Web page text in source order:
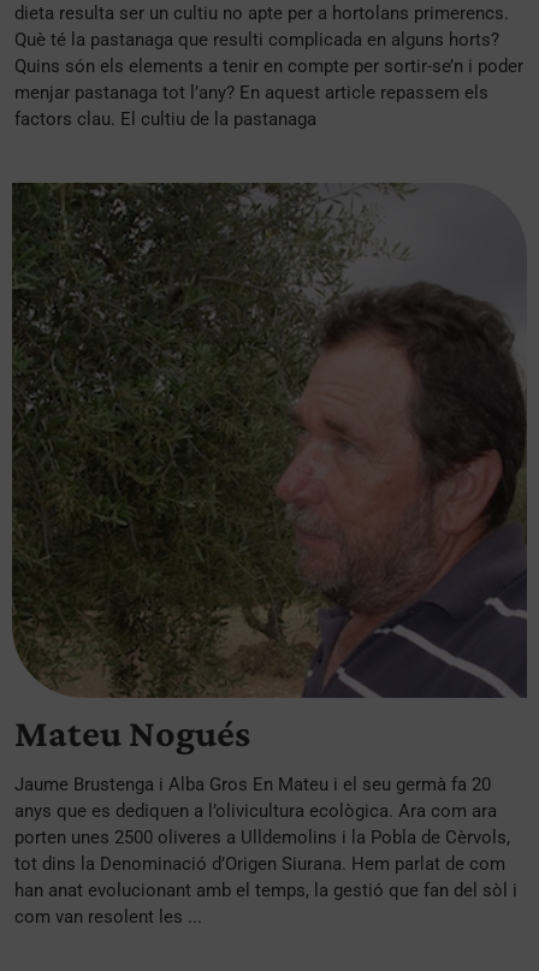
dieta resulta ser un cultiu no apte per a hortolans primerencs.
Què té la pastanaga que resulti complicada en alguns horts?
Quins són els elements a tenir en compte per sortir-se’n i poder
menjar pastanaga tot l’any? En aquest article repassem els
factors clau. El cultiu de la pastanaga
Mateu Nogués
Jaume Brustenga i Alba Gros En Mateu i el seu germà fa 20
anys que es dediquen a l’olivicultura ecològica. Ara com ara
porten unes 2500 oliveres a Ulldemolins i la Pobla de Cèrvols,
tot dins la Denominació d’Origen Siurana. Hem parlat de com
han anat evolucionant amb el temps, la gestió que fan del sòl i
com van resolent les ...